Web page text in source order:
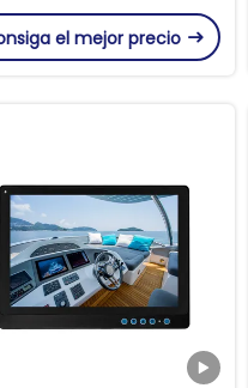
del sol con diseño
sellado
el mejor precio